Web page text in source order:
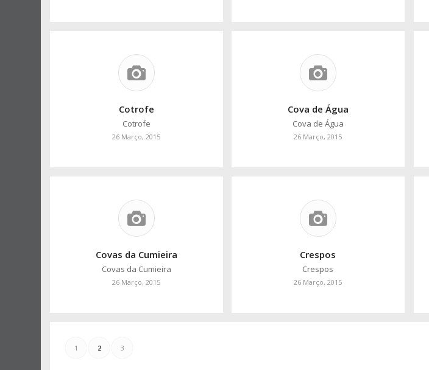
Cotrofe
Cotrofe
26 Março, 2015
Cova de Água
Cova de Água
26 Março, 2015
Covas da Cumieira
Covas da Cumieira
26 Março, 2015
Crespos
Crespos
26 Março, 2015
1 2 3